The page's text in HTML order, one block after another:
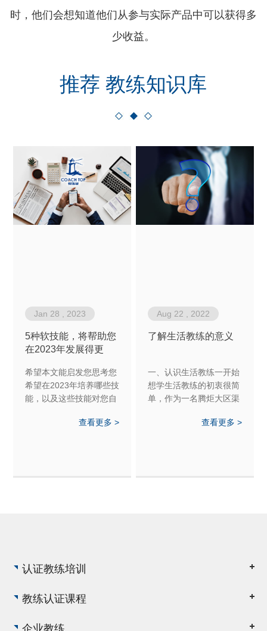
时，他们会想知道他们从参与实际产品中可以获得多
少收益。
推荐 教练知识库
Jan 28 , 2023
5种软技能，将帮助您
在2023年发展得更
希望本文能启发您思考您
希望在2023年培养哪些技
能，以及这些技能对您自
与您的同事和朋友分享您
查看更多 >
Aug 22 , 2022
了解生活教练的意义
一、认识生活教练一开始
想学生活教练的初衷很简
单，作为一名腾炬大区渠
经销商们在事业和生活上
查看更多 >
认证教练培训
教练认证课程
企业教练